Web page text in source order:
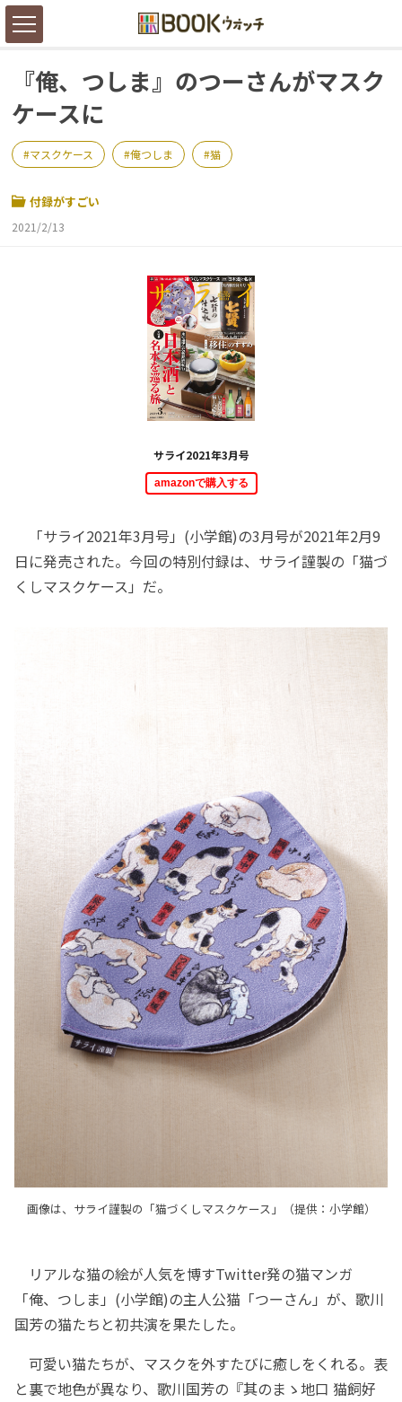
『俺、つしま』のつーさんがマスク
ケースに
マスクケース 俺つしま 猫
付録がすごい
2021/2/13
サライ2021年3月号
amazonで購入する
「サライ2021年3月号」(小学館)の3月号が2021年2月9
日に発売された。今回の特別付録は、サライ謹製の「猫づ
くしマスクケース」だ。
画像は、サライ謹製の「猫づくしマスクケース」（提供：小学館）
リアルな猫の絵が人気を博すTwitter発の猫マンガ
「俺、つしま」(小学館)の主人公猫「つーさん」が、歌川
国芳の猫たちと初共演を果たした。
可愛い猫たちが、マスクを外すたびに癒しをくれる。表
と裏で地色が異なり、歌川国芳の『其のまゝ地口 猫飼好